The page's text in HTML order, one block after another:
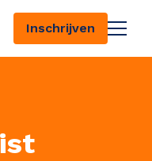
Inschrijven